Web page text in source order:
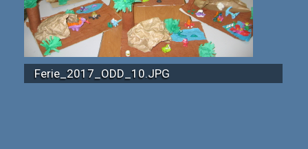
Ferie_2017_ODD_10.JPG